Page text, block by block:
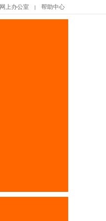
网上办公室 | 帮助中心